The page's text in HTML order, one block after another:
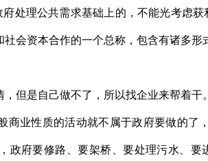
处理公共需求基础上的，不能光考虑
会资本合作的一个总称，包含有诸多形
是自己做不了，所以找企业来帮着干
商业性质的活动就不属于政府要做的了
政府要修路、要架桥、要处理污水、要